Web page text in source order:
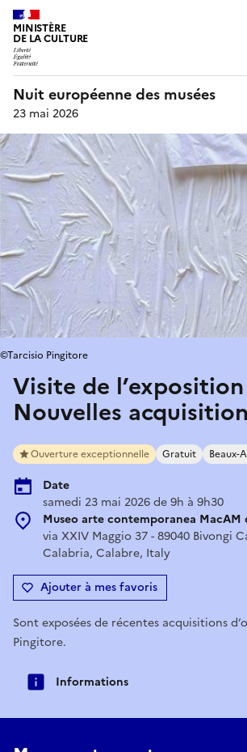
MINISTÈRE
DE LA CULTURE
Nuit européenne des musées
23 mai 2026
Visite de
Nouvelles
Ouverture exceptionnelle Gratuit Beaux-
Date
samedi 23 mai 2026 de 9h à 9h30
Museo arte contemporanea MacAM
via XXIV Maggio 37 - 89040 Bivongi
Calabria, Calabre, Italy
Ajouter à mes favoris
©Tarcisio Pingitore
Sont exposées de récentes acquisitions
Pingitore.
Informations